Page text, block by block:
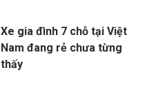
Xe gia đình 7 chỗ tại Việt
Nam đang rẻ chưa từng
thấy